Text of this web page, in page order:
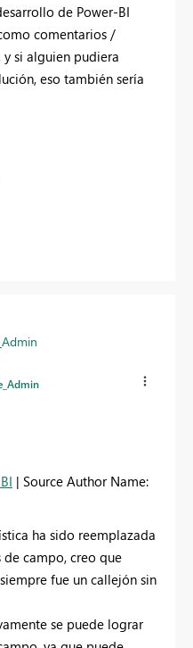
de Power-BI
comentarios /
si alguien pudiera
eso también sería
| Source Author Name:
ha sido reemplazada
campo, creo que
fue un callejón sin
se puede lograr